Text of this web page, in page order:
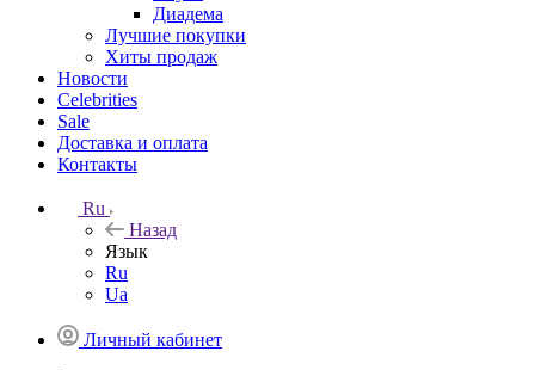
Диадема
Лучшие покупки
Хиты продаж
Новости
Celebrities
Sale
Доставка и оплата
Контакты
Ru
Назад
Язык
Ru
Ua
Личный кабинет